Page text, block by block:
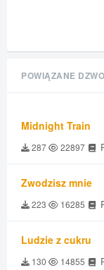
POWIĄZANE
Midnight Train
287 22897
Zwodzisz mnie
223 16285
Ludzie z cukru
130 14855